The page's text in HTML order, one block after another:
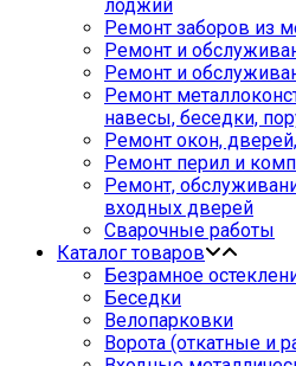
лоджий
Ремонт заборов из
Ремонт и
Ремонт и
Ремонт
навесы, беседки,
Ремонт окон,
Ремонт перил и
Ремонт,
входных дверей
Сварочные работы
Каталог товаров
Безрамное
Беседки
Велопарковки
Ворота (откатные и